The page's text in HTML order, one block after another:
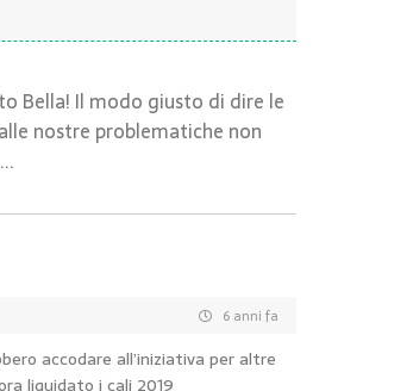
Bella! Il modo giusto di dire le
nostre problematiche non
6 anni fa
accodare all’iniziativa per altre
liquidato i cali 2019